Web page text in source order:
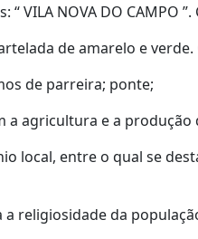
“ VILA NOVA DO CAMPO
de amarelo e
de parreira; ponte;
a agricultura e a produção
local, entre o qual se
a religiosidade da